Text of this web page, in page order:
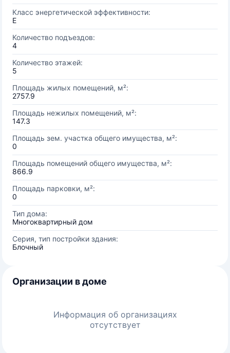
Класс энергетической эффективности:
E
Количество подъездов:
4
Количество этажей:
5
Площадь жилых помещений, м²:
2757.9
Площадь нежилых помещений, м²:
147.3
Площадь зем. участка общего имущества, м²:
0
Площадь помещений общего имущества, м²:
866.9
Площадь парковки, м²:
0
Тип дома:
Многоквартирный дом
Серия, тип постройки здания:
Блочный
Организации в доме
Информация об организациях
отсутствует